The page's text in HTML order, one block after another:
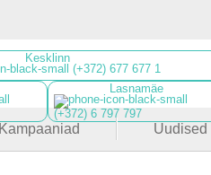
Kesklinn
(+372) 677 677 1
Lasnamäe
(+372) 6 797 797
Kampaaniad Uudised